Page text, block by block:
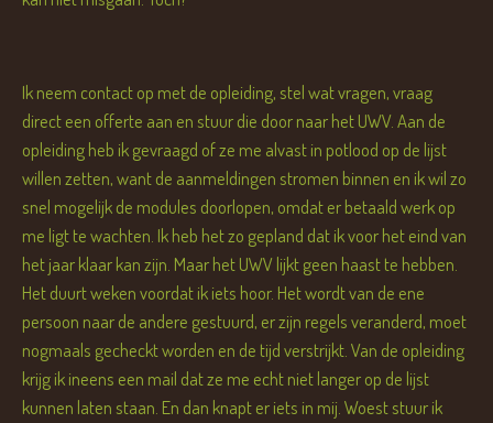
Ik neem contact op met de opleiding, stel wat vragen, vraag
direct een offerte aan en stuur die door naar het UWV. Aan de
opleiding heb ik gevraagd of ze me alvast in potlood op de lijst
willen zetten, want de aanmeldingen stromen binnen en ik wil zo
snel mogelijk de modules doorlopen, omdat er betaald werk op
me ligt te wachten. Ik heb het zo gepland dat ik voor het eind van
het jaar klaar kan zijn. Maar het UWV lijkt geen haast te hebben.
Het duurt weken voordat ik iets hoor. Het wordt van de ene
persoon naar de andere gestuurd, er zijn regels veranderd, moet
nogmaals gecheckt worden en de tijd verstrijkt. Van de opleiding
krijg ik ineens een mail dat ze me echt niet langer op de lijst
kunnen laten staan. En dan knapt er iets in mij. Woest stuur ik